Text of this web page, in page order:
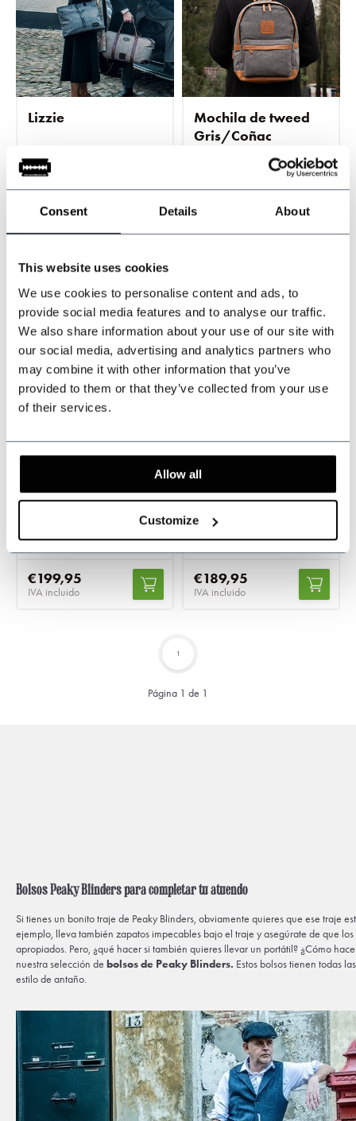
Consent Details About
This website uses cookies
We use cookies to personalise content and ads, to
provide social media features and to analyse our traffic.
We also share information about your use of our site with
our social media, advertising and analytics partners who
may combine it with other information that you’ve
provided to them or that they’ve collected from your use
of their services.
Allow all
Customize
Lizzie
En stock
€119,95
Mochila de tweed
Gris/Coñac
compartment
€189,95
En stock
Vintage messenger design
€199,95
IVA incluido
tweed -
Azul/Marrón
En stock
Vintage duffle design
€189,95
IVA incluido
Página 1 de 1
1
Bolsos Peaky Blinders para completar tu atuendo
Si tienes un bonito traje de Peaky Blinders, obviamente quieres que ese traje
ejemplo, lleva también zapatos impecables bajo el traje y asegúrate de que
apropiados. Pero, ¿qué hacer si también quieres llevar un portátil? ¿Cómo
nuestra selección de bolsos de Peaky Blinders. Estos bolsos tienen todas
estilo de antaño.